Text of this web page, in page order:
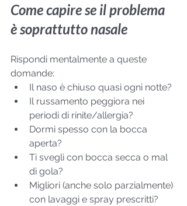
Come capire se il problema
è soprattutto nasale
Rispondi mentalmente a queste
domande:
Il naso è chiuso quasi ogni notte?
Il russamento peggiora nei
periodi di rinite/allergia?
Dormi spesso con la bocca
aperta?
Ti svegli con bocca secca o mal
di gola?
Migliori (anche solo parzialmente)
con lavaggi e spray prescritti?